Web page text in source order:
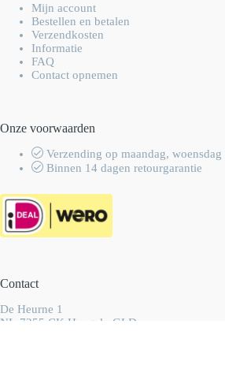
Mijn account
Bestellen en betalen
Verzendkosten
Informatie
FAQ
Contact opnemen
Onze voorwaarden
Verzending op maandag,
Binnen 14 dagen retourgarantie
Contact
De Heurne 1
NL-7255 CK Hengelo GLD